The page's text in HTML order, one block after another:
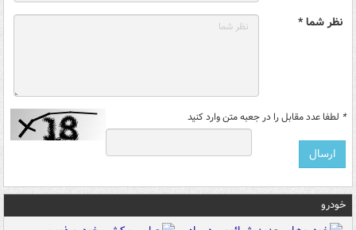
نظر شما *
* لطفا عدد مقابل را در جعبه متن وارد کنید
خودرو